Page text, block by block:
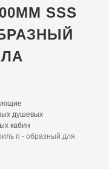
SSS
душевых
кабин
п - образный для